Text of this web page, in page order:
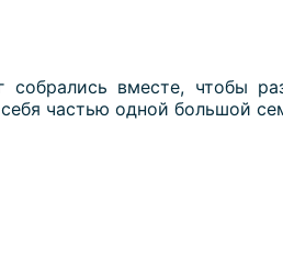
собрались вместе, чтобы
частью одной большой